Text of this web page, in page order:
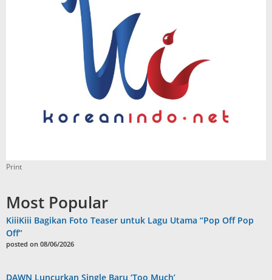
Print
Most Popular
KiiiKiii Bagikan Foto Teaser untuk Lagu Utama “Pop Off Pop
Off”
posted on 08/06/2026
DAWN Luncurkan Single Baru ‘Too Much’